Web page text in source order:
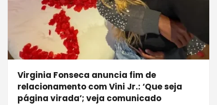
Virginia Fonseca anuncia fim de
relacionamento com Vini Jr.: ‘Que seja
página virada’; veja comunicado